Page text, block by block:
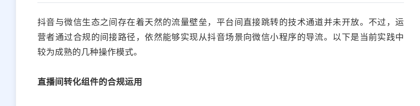
抖音与微信生态之间存在着天然的流量壁垒，平台间直接跳转的技术通道并未开放。不过，运
营者通过合规的间接路径，依然能够实现从抖音场景向微信小程序的导流。以下是当前实践中
较为成熟的几种操作模式。
直播间转化组件的合规运用